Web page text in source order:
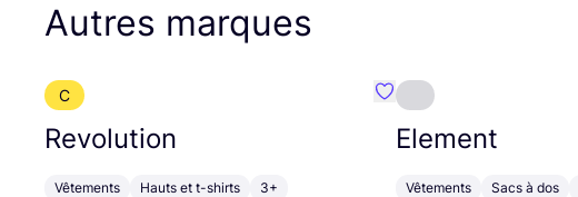
Autres marques
C
Revolution
Vêtements Hauts et t-shirts 3+
Préféré {nom}
Element
Vêtements Sacs à dos